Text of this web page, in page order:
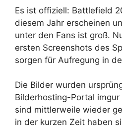
Es ist offiziell: Battlefield
diesem Jahr erscheinen
unter den Fans ist groß.
ersten Screenshots des
sorgen für Aufregung in
Die Bilder wurden
Bilderhosting-Portal
sind mittlerweile wieder
in der kurzen Zeit haben